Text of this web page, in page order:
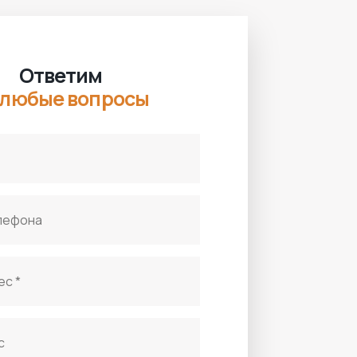
Ответим
вопросы